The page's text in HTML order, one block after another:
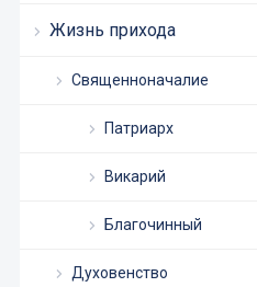
Жизнь прихода
Священноначалие
Патриарх
Викарий
Благочинный
Духовенство